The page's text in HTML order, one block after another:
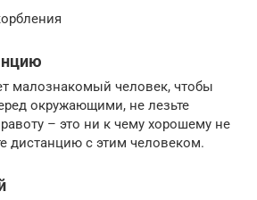
малознакомый человек, чтобы
окружающими, не лезьте
– это ни к чему хорошему не
дистанцию с этим человеком.